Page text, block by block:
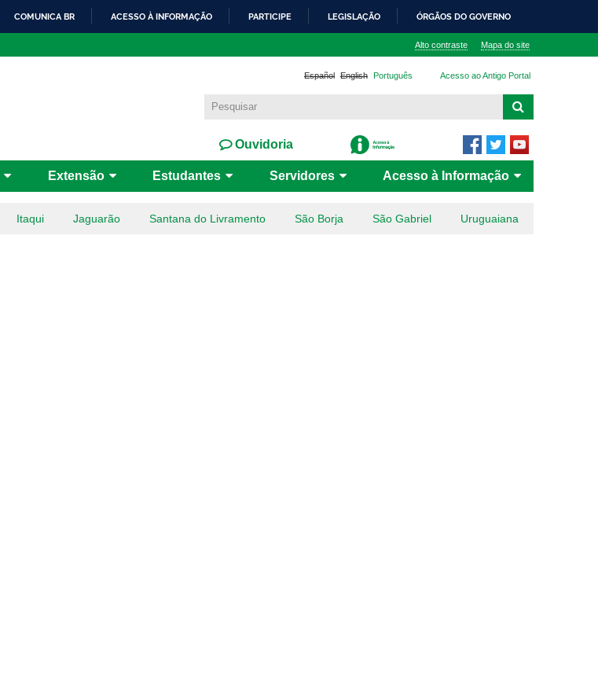
COMUNICA BR ACESSO À INFORMAÇÃO PARTICIPE LEGISLAÇÃO ÓRGÃOS DO GOVERNO
Alto contraste Mapa do site
Português
English
Español Acesso ao Antigo Portal
Ouvidoria
Extensão Estudantes Servidores Acesso à Informação
Itaqui Jaguarão Santana do Livramento São Borja São Gabriel Uruguaiana